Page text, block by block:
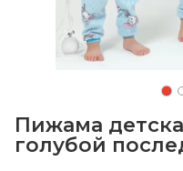
Пижама
голубой